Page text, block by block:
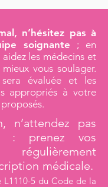
n’hésitez pas à
soignante ; en
aidez les médecins et
vous soulager.
évaluée et les
appropriés à votre
n’attendez pas
: prenez vos
régulièrement
médicale.
L1110-5 du Code de la